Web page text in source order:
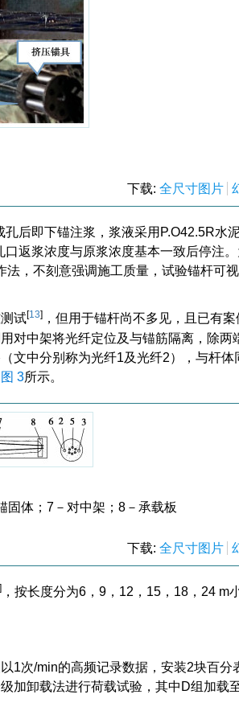
下载: 全尺寸图片
后即下锚注浆，浆液采用P.O42.5R水
返浆浓度与原浆浓度基本一致后停注
法，不刻意强调施工质量，试验锚杆可
试[13] ，但用于锚杆尚不多见，且已有
对中架将光纤定位及与锚筋隔离，除两
文中分别称为光纤1及光纤2），与杆体
图 3所示。
固体；7－对中架；8－承载板
下载: 全尺寸图片
] ，按长度分为6，9，12，15，18，24 m
1次/min的高频记录数据，安装2块百分
加卸载法进行荷载试验，其中D组加载